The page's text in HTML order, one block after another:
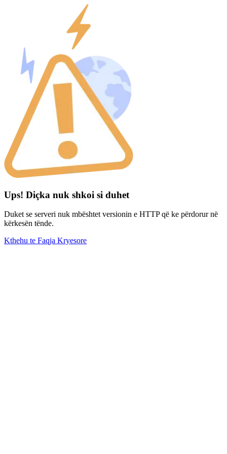
Ups! Diçka nuk shkoi si duhet
Duket se serveri nuk mbështet versionin e HTTP që ke përdorur në
kërkesën tënde.
Kthehu te Faqja Kryesore